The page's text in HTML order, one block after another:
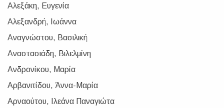
Αλεξάκη, Ευγενία
Αλεξανδρή, Ιωάννα
Αναγνώστου, Βασιλική
Αναστασιάδη, Βιλελμίνη
Ανδρονίκου, Μαρία
Αρβανιτίδου, Άννα-Μαρία
Αρναούτου, Ιλεάνα Παναγιώτα